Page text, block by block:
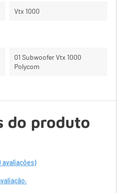
Vtx 1000
01 Subwoofer Vtx 1000
Polycom
do produto
avaliações)